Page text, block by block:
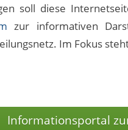
soll diese
zur informativen
Im Fokus
Informationsportal